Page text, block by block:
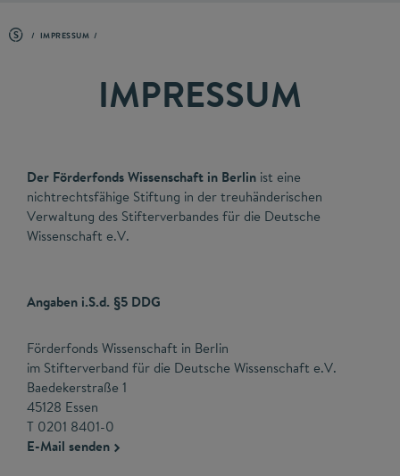
IMPRESSUM
IMPRESSUM
Der Förderfonds Wissenschaft in Berlin ist eine
nichtrechtsfähige Stiftung in der treuhänderischen
Verwaltung des Stifterverbandes für die Deutsche
Wissenschaft e.V.
Angaben i.S.d. §5 DDG
Förderfonds Wissenschaft in Berlin
im Stifterverband für die Deutsche Wissenschaft e.V.
Baedekerstraße 1
45128 Essen
T 0201 8401-0
E-Mail senden